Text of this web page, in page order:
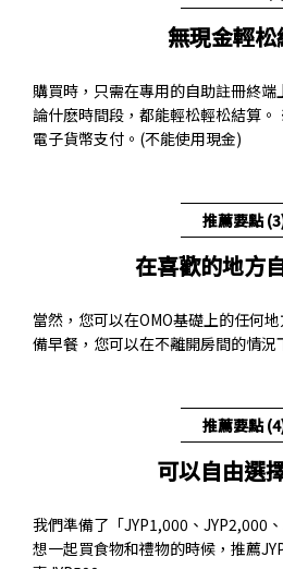
無現金輕松
購買時，只需在專用的自助註冊終
論什麽時間段，都能輕松輕松結算
電子貨幣支付。(不能使用現金)
推薦要點
在喜歡的地方
當然，您可以在OMO基礎上的任何
備早餐，您可以在不離開房間的情況
推薦要點
可以自由選
我們準備了「JYP1,000、JYP2,000
想一起買食物和禮物的時候，推薦